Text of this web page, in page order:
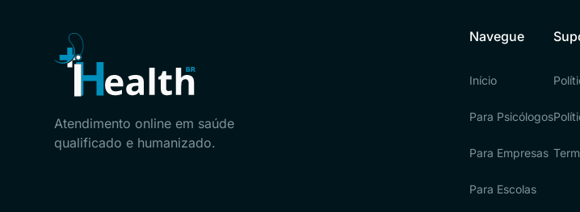
Atendimento online em saúde
qualificado e humanizado.
Navegue
Início
Para Psicólogos
Para Empresas
Para Escolas